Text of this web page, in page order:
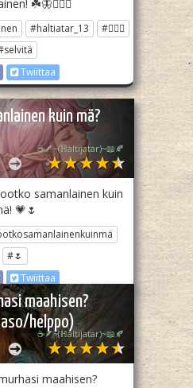
☘️🦋🧖🏽‍♂️
#haltiatar_13
#🧖🏾‍♀️
Twiittaa
kuin mä?
☕🪶~(ℍaltijatar)~📖🍂
samanlainen kuin
💗🌷
#🌷
Twiittaa
maahisen?
helppo)
☕🪶~(ℍaltijatar)~📖🍂
maahisen?